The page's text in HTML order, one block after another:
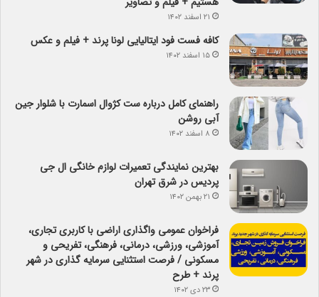
۲۱ اسفند ۱۴۰۲
کافه فست فود ایتالیایی لونا پرند + فیلم و عکس
۱۵ اسفند ۱۴۰۲
راهنمای کامل درباره ست کژوال اسمارت با شلوار جین
آبی روشن
۸ اسفند ۱۴۰۲
بهترین نمایندگی تعمیرات لوازم خانگی ال جی
پردیس در شرق تهران
۲۱ بهمن ۱۴۰۲
فراخوان عمومی واگذاری اراضی با کاربری تجاری،
آموزشی، ورزشی، درمانی، فرهنگی، تفریحی و
مسکونی / فرصت استثنایی سرمایه گذاری در شهر
پرند + طرح
۲۳ دی ۱۴۰۲